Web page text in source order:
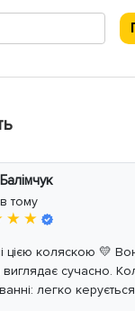
тому
★ ★
цією коляскою 💛
виглядає сучасно.
легко